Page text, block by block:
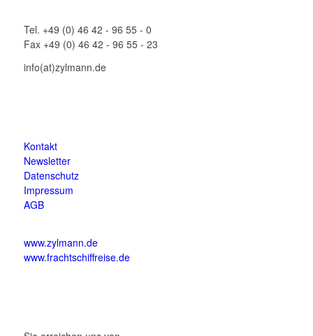
Tel. +49 (0) 46 42 - 96 55 - 0
Fax +49 (0) 46 42 - 96 55 - 23
info(at)zylmann.de
Kontakt
Newsletter
Datenschutz
Impressum
AGB
www.zylmann.de
www.frachtschiffreise.de